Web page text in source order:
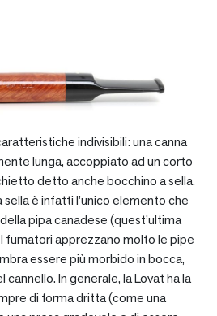
indivisibili: una canna
lunga, accoppiato ad un corto
detto anche bocchino a sella.
è infatti l’unico elemento che
pipa canadese (quest’ultima
fumatori apprezzano molto le pipe
essere più morbido in bocca,
cannello. In generale, la Lovat ha la
di forma dritta (come una